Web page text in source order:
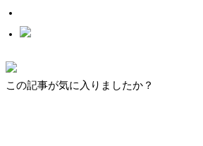
この記事が気に入りましたか？